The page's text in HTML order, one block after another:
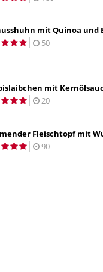
mit Quinoa und
50
mit
20
Fleischtopf mit
90